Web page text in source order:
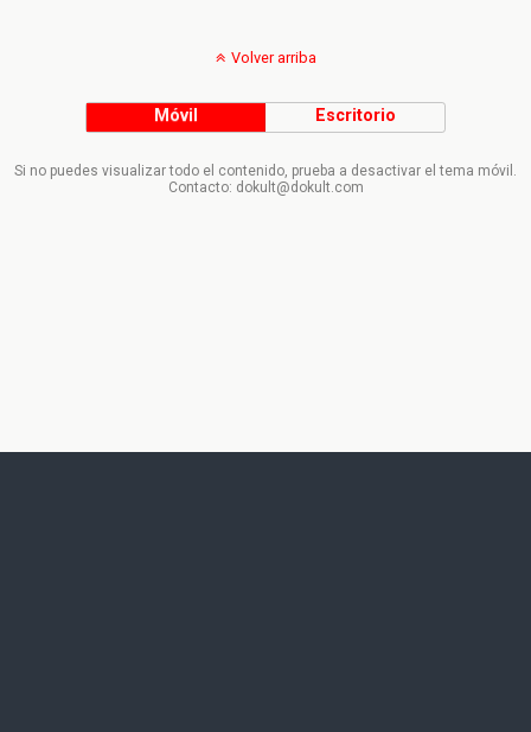
Volver arriba
Móvil Escritorio
Si no puedes visualizar todo el contenido, prueba a desactivar el tema móvil.
Contacto: dokult@dokult.com